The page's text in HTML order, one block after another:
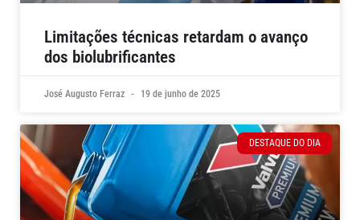
Limitações técnicas retardam o avanço
dos biolubrificantes
José Augusto Ferraz 19 de junho de 2025
DESTAQUE DO DIA